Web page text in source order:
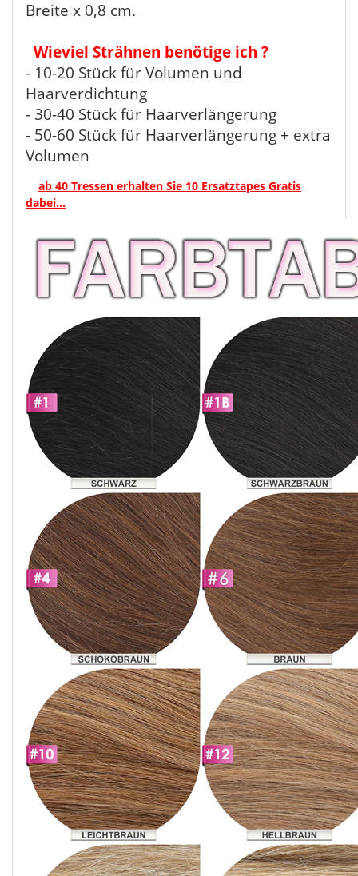
Breite x 0,8 cm.
Wieviel Strähnen benötige ich ?
- 10-20 Stück für Volumen und
Haarverdichtung
- 30-40 Stück für Haarverlängerung
- 50-60 Stück für Haarverlängerung + extra
Volumen
ab 40 Tressen erhalten Sie 10 Ersatztapes Gratis
dabei...